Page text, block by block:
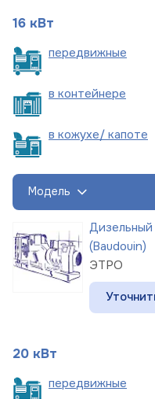
16 кВт
передвижные
в контейнере
в кожухе/ капоте
Модель
(Baudouin)
ЭТРО
20 кВт
передвижные